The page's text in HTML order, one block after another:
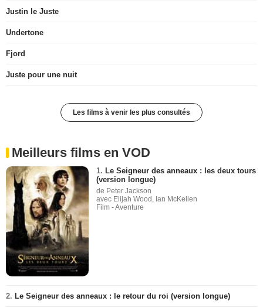
Justin le Juste
Undertone
Fjord
Juste pour une nuit
Les films à venir les plus consultés
Meilleurs films en VOD
1. Le Seigneur des anneaux : les deux tours
(version longue)
de Peter Jackson
avec Elijah Wood, Ian McKellen
Film - Aventure
2. Le Seigneur des anneaux : le retour du roi (version longue)